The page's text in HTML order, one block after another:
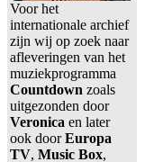
Voor het
internationale archief
zijn wij op zoek naar
afleveringen van het
muziekprogramma
Countdown zoals
uitgezonden door
Veronica en later
ook doorEuropa
TV, Music Box,